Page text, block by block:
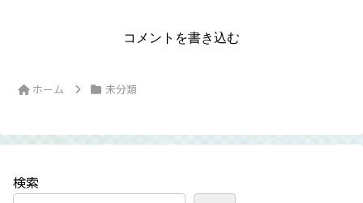
コメントを書き込む
ホーム 未分類
検索